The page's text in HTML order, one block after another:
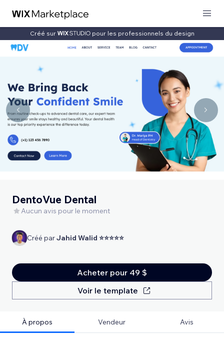
Créé sur pour les professionnels du design
DentoVue Dental
Aucun avis pour le moment
Créé parJahid Walid ⭐⭐⭐⭐⭐
Acheter pour 49 $
Voir le template
À propos Vendeur Avis